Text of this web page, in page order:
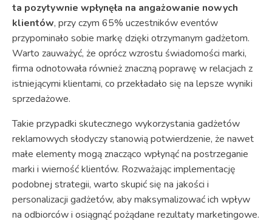
ta pozytywnie wpłynęła na angażowanie nowych
klientów, przy czym 65% uczestników eventów
przypominało sobie markę dzięki otrzymanym gadżetom.
Warto zauważyć, że oprócz wzrostu świadomości marki,
firma odnotowała również znaczną poprawę w relacjach z
istniejącymi klientami, co przekładało się na lepsze wyniki
sprzedażowe.
Takie przypadki skutecznego wykorzystania gadżetów
reklamowych słodyczy stanowią potwierdzenie, że nawet
małe elementy mogą znacząco wpłynąć na postrzeganie
marki i wierność klientów. Rozważając implementację
podobnej strategii, warto skupić się na jakości i
personalizacji gadżetów, aby maksymalizować ich wpływ
na odbiorców i osiągnąć pożądane rezultaty marketingowe.